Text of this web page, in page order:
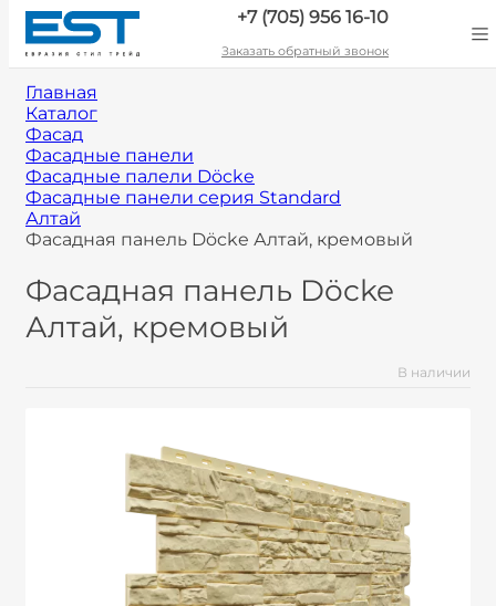
+7 (705) 956 16-10
Заказать обратный звонок
Главная
Каталог
Фасад
Фасадные панели
Фасадные палели Döcke
Фасадные панели серия Standard
Алтай
Фасадная панель Döcke Алтай, кремовый
Фасадная панель Döcke
Алтай, кремовый
В наличии